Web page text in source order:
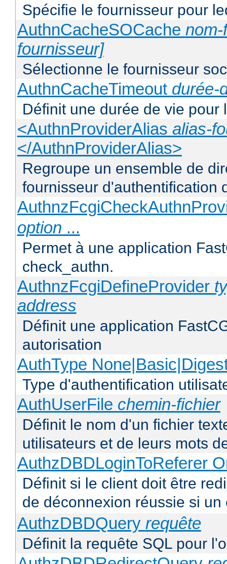
Spécifie le fournisseur pour
AuthnCacheSOCache
fournisseur]
Sélectionne le fournisseur
AuthnCacheTimeout durée-
Définit une durée de vie pour
<AuthnProviderAlias alias-
</AuthnProviderAlias>
Regroupe un ensemble de
fournisseur d'authentification
option ...
Permet à une application
check_authn.
AuthnzFcgiDefineProvider
address
Définit une application
autorisation
AuthType
Type d'authentification
AuthUserFile chemin-fichier
Définit le nom d'un fichier
utilisateurs et de leurs mots
AuthzDBDLoginToReferer
Définit si le client doit être
de déconnexion réussie si
AuthzDBDQuery requête
Définit la requête SQL pour